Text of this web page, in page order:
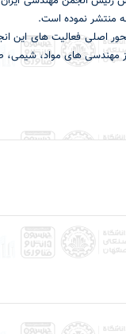
منتشر نموده است.
اصلی فعالیت های این
های مواد، شیمی،